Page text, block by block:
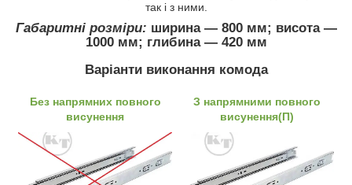
так і з ними.
Габаритні розміри: ширина ― 800 мм; висота ―
1000 мм; глибина ― 420 мм
Варіанти виконання комода
Без напрямних повного
висунення
З напрямними повного
висунення(П)